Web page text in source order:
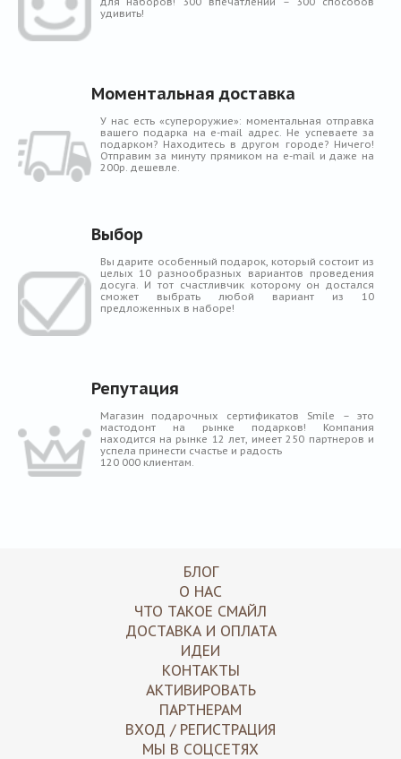
удивить!
Моментальная доставка
У нас есть «супероружие»: моментальная отправка
вашего подарка на e-mail адрес. Не успеваете за
подарком? Находитесь в другом городе? Ничего!
Отправим за минуту прямиком на e-mail и даже на
200р. дешевле.
Выбор
Вы дарите особенный подарок, который состоит из
целых 10 разнообразных вариантов проведения
досуга. И тот счастливчик которому он достался
сможет выбрать любой вариант из 10
предложенных в наборе!
Репутация
Магазин подарочных сертификатов Smile – это
мастодонт на рынке подарков! Компания
находится на рынке 12 лет, имеет 250 партнеров и
успела принести счастье и радость
120 000 клиентам.
БЛОГ
О НАС
ЧТО ТАКОЕ СМАЙЛ
ДОСТАВКА И ОПЛАТА
ИДЕИ
КОНТАКТЫ
АКТИВИРОВАТЬ
ПАРТНЕРАМ
ВХОД / РЕГИСТРАЦИЯ
МЫ В СОЦСЕТЯХ